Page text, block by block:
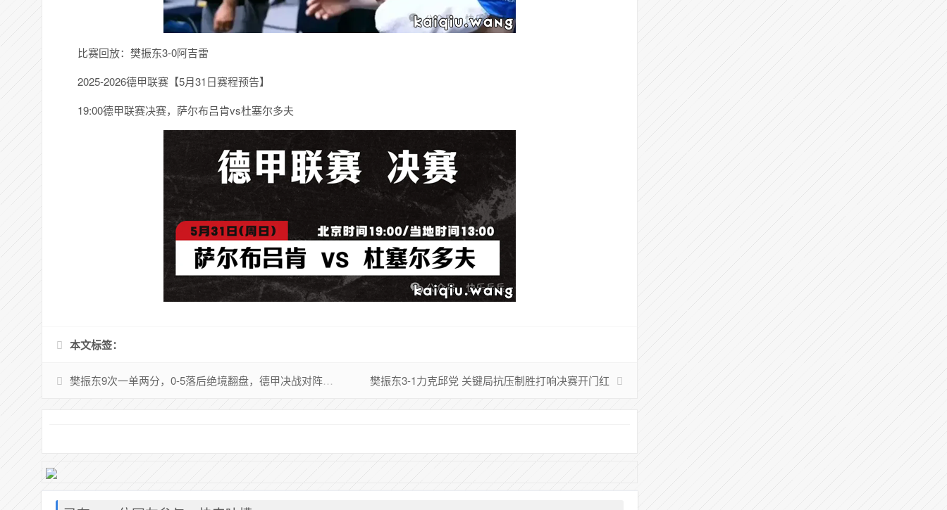
比赛回放：樊振东3-0阿吉雷
2025-2026德甲联赛【5月31日赛程预告】
19:00德甲联赛决赛，萨尔布吕肯vs杜塞尔多夫
本文标签：
樊振东9次一单两分，0-5落后绝境翻盘，德甲决战对阵未来东家，三冠王悬念拉满 樊振东3-1力克邱党 关键局抗压制胜打响决赛开门红